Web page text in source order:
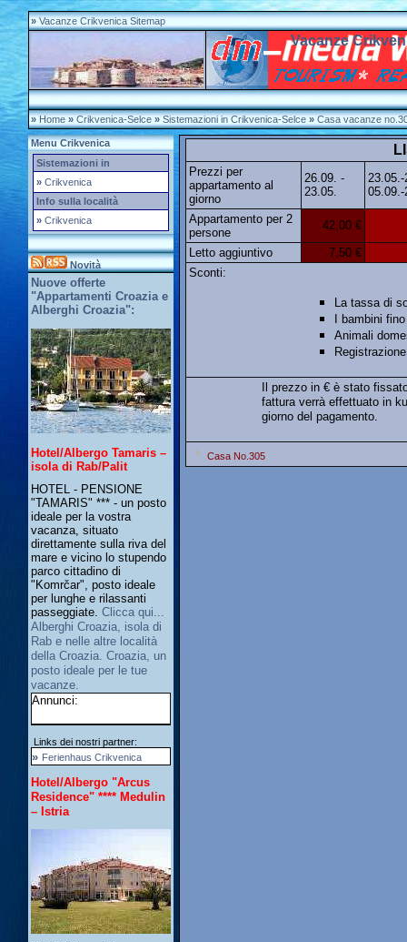
» Vacanze Crikvenica Sitemap
Vacanze
» Home » Crikvenica-Selce » Sistemazioni in Crikvenica-Selce » Casa vacanze
Menu Crikvenica
Sistemazioni in
» Crikvenica
Info sulla località
» Crikvenica
Novità
Nuove offerte
"Appartamenti Croazia e
Alberghi Croazia":
Hotel/Albergo Tamaris –
isola di Rab/Palit
HOTEL - PENSIONE
"TAMARIS" *** - un posto
ideale per la vostra
vacanza, situato
direttamente sulla riva del
mare e vicino lo stupendo
parco cittadino di
"Komrčar", posto ideale
per lunghe e rilassanti
passeggiate. Clicca qui...
Alberghi Croazia, isola di
Rab e nelle altre località
della Croazia. Croazia, un
posto ideale per le tue
vacanze.
Annunci:
Links dei nostri partner:
» Ferienhaus Crikvenica
Hotel/Albergo "Arcus
Residence" **** Medulin
– Istria
Prezzi per
appartamento al
giorno
26.09. -
23.05.
Appartamento per 2
persone
42,00 €
Letto aggiuntivo
7,50 €
Sconti:
La tassa di
I bambini
Animali
Il prezzo in € è stato
fattura verrà effettuato in
giorno del pagamento.
Casa No.305